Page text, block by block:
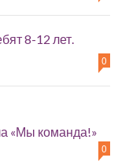
8-12 лет.
0
«Мы команда!»
0